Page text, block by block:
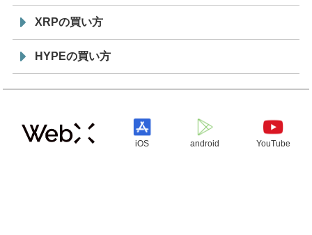
XRPの買い方
HYPEの買い方
iOS android YouTube